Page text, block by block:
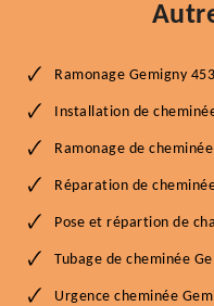
Ramonage Gemigny
Installation de
Ramonage de
Réparation de
Pose et répartion de
Tubage de cheminée
Urgence cheminée